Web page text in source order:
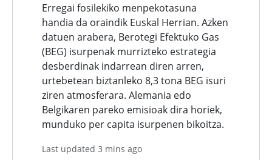
Erregai fosilekiko menpekotasuna
handia da oraindik Euskal Herrian. Azken
datuen arabera, Berotegi Efektuko Gas
(BEG) isurpenak murrizteko estrategia
desberdinak indarrean diren arren,
urtebetean biztanleko 8,3 tona BEG isuri
ziren atmosferara. Alemania edo
Belgikaren pareko emisioak dira horiek,
munduko per capita isurpenen bikoitza.
Last updated 3 mins ago